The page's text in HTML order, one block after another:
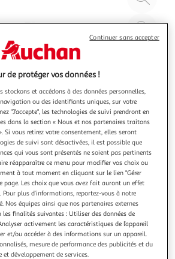
à
plus de naturalité, nous avons
de fruits moins sucrées et
plaisirs avec les différentes saveurs
de protéger vos données !
stockons et accédons à des données personnelles,
ou des identifiants uniques, sur votre
"J'accepte", les technologies de suivi prendront en
dans la section « Nous et nos partenaires traitons
Si vous retirez votre consentement, elles seront
de suivi sont désactivées, il est possible que
qui vous sont présentés ne soient pas pertinents
réapparaître ce menu pour modifier vos choix ou
à tout moment en cliquant sur le lien "Gérer
page. Les choix que vous avez fait auront un effet
Pour plus d’informations, reportez-vous à notre
Nos équipes ainsi que nos partenaires externes
finalités suivantes : Utiliser des données de
activement les caractéristiques de l’appareil
et/ou accéder à des informations sur un appareil.
mesure de performance des publicités et du
et développement de services.
Continuer sans accepter